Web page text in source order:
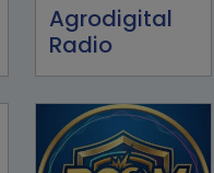
Agrodigital
Radio